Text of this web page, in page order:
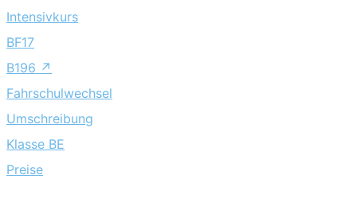
Intensivkurs
BF17
B196 ↗
Fahrschulwechsel
Umschreibung
Klasse BE
Preise